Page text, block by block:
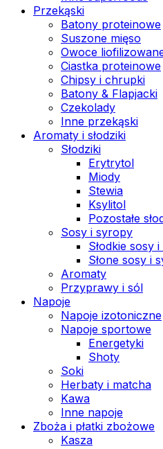
Przekąski
Batony proteinowe
Suszone mięso
Owoce
Ciastka proteinowe
Chipsy i chrupki
Batony & Flapjacki
Czekolady
Inne przekąski
Aromaty i słodziki
Słodziki
Erytrytol
Miody
Stewia
Ksylitol
Pozostałe
Sosy i syropy
Słodkie sosy
Słone sosy i
Aromaty
Przyprawy i sól
Napoje
Napoje izotoniczne
Napoje sportowe
Energetyki
Shoty
Soki
Herbaty i matcha
Kawa
Inne napoje
Zboża i płatki zbożowe
Kasza